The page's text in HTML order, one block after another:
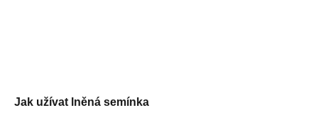
Jak užívat lněná semínka